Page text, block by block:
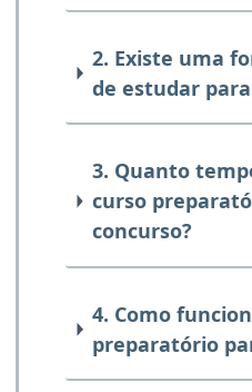
2. Existe uma
de estudar
3. Quanto
curso
concurso?
4. Como
preparatório